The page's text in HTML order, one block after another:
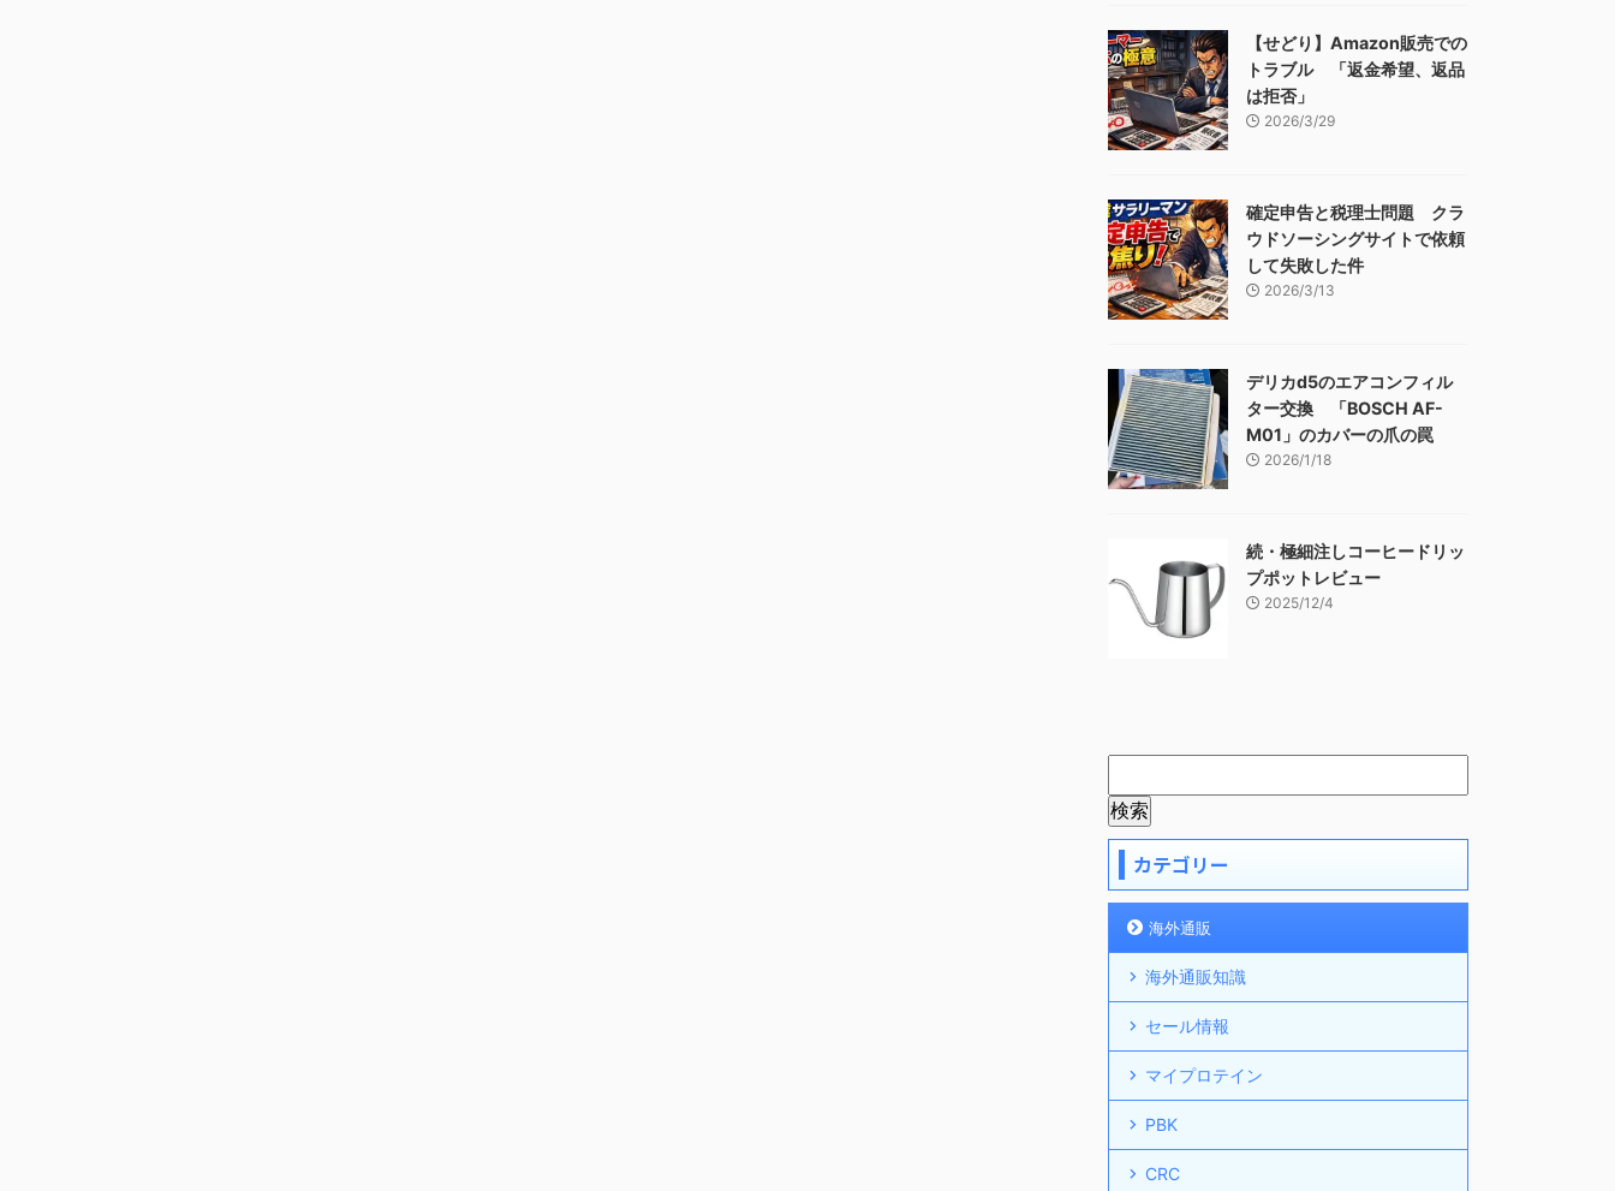
【せどり】Amazon販売での
トラブル 「返金希望、返品
は拒否」
2026/3/29
確定申告と税理士問題 クラ
ウドソーシングサイトで依頼
して失敗した件
2026/3/13
デリカd5のエアコンフィル
ター交換 「BOSCH AF-
M01」のカバーの爪の罠
2026/1/18
続・極細注しコーヒードリッ
プポットレビュー
2025/12/4
カテゴリー
海外通販
海外通販知識
セール情報
マイプロテイン
PBK
CRC